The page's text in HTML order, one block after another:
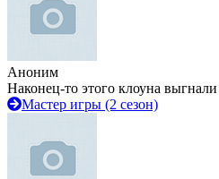
Аноним
Наконец-то этого клоуна выгнали
Мастер игры (2 сезон)